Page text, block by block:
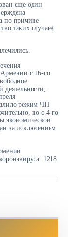
еще один
по причине
таких случаев
Армении с 16-го
деятельности,
режим ЧП
но с 4-го
экономической
за исключением
1218